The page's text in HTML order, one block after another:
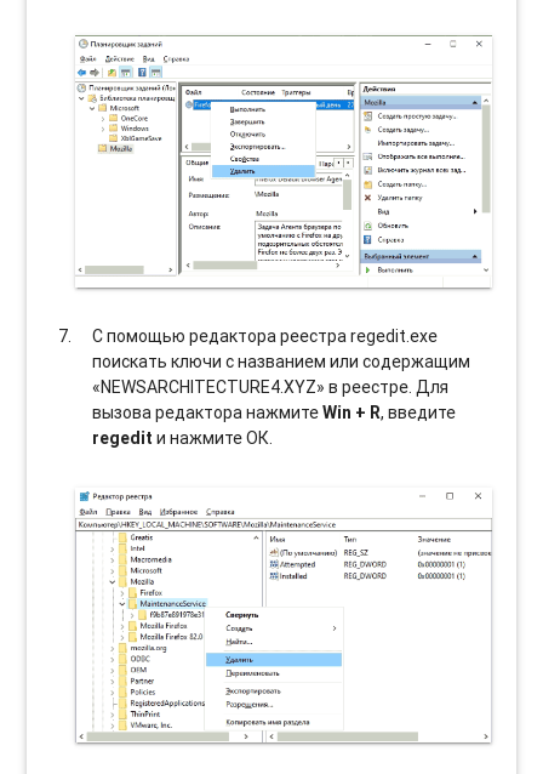
С помощью редактора реестра regedit.exe
поискать ключи с названием или содержащим
«NEWSARCHITECTURE4.XYZ» в реестре. Для
вызова редактора нажмитеWin + R, введите
regedit и нажмите ОК.